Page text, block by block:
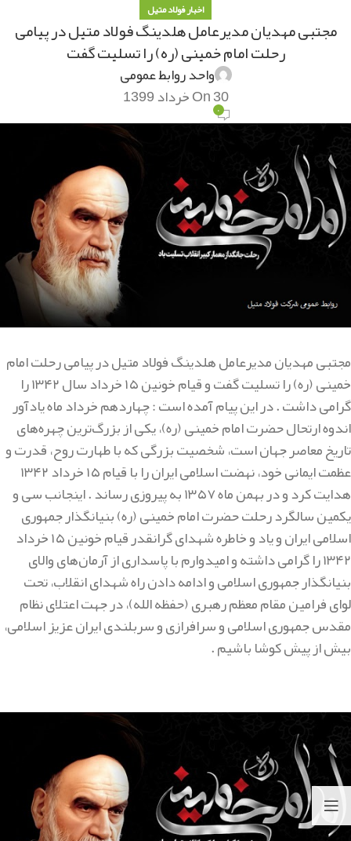
اخبار فولاد متیل
مجتبی مهدیان مدیرعامل هلدینگ فولاد متیل در پیامی
رحلت امام خمینی (ره) را تسلیت گفت
واحد روابط عمومی
On 30 خرداد 1399
۰
مجتبی مهدیان مدیرعامل هلدینگ فولاد متیل در پیامی رحلت امام
خمینی (ره) را تسلیت گفت و قیام خونین ۱۵ خرداد سال ۱۳۴۲ را
گرامی داشت . در این پیام آمده است : چهاردهم خرداد ماه یادآور
اندوه ارتحال حضرت امام خمینی (ره)، یکی از بزرگ‌ترین چهره‌های
تاریخ معاصر جهان است، شخصیت بزرگی که با طهارت روح، قدرت و
عظمت ایمانی خود، نهضت اسلامی ایران را با قیام ۱۵ خرداد ۱۳۴۲
هدایت کرد و در بهمن ماه ۱۳۵۷ به پیروزی رساند . اینجانب سی و
یکمین سالگرد رحلت حضرت امام خمینی (ره) بنیانگذار جمهوری
اسلامی ایران و یاد و خاطره شهدای گرانقدر قیام خونین ۱۵ خرداد
۱۳۴۲ را گرامی داشته و امیدوارم با پاسداری از آرمان‌های والای
بنیانگذار جمهوری اسلامی و ادامه دادن راه شهدای انقلاب، تحت
لوای فرامین مقام معظم رهبری (حفظه الله)، در جهت اعتلای نظام
مقدس جمهوری اسلامی و سرافرازی و سربلندی ایران عزیز اسلامی،
بیش از پیش کوشا باشیم .